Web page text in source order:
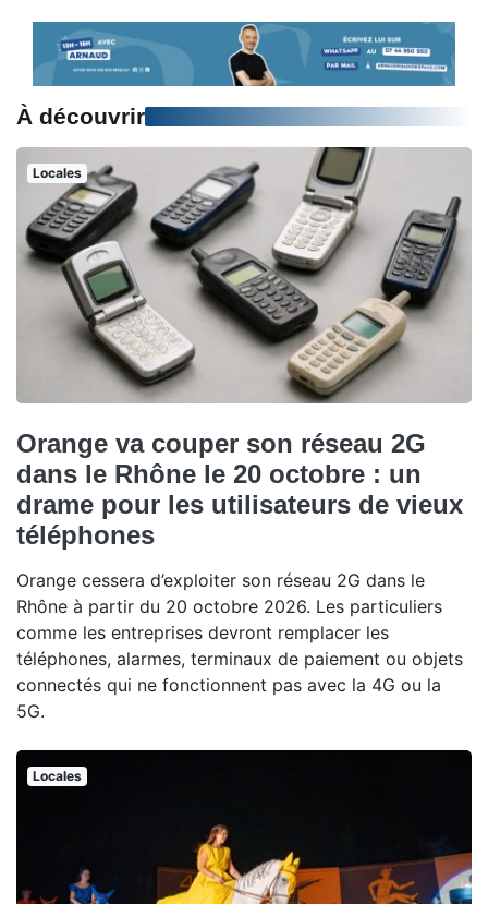
À découvrir
Locales
Orange va couper son réseau 2G
dans le Rhône le 20 octobre : un
drame pour les utilisateurs de vieux
téléphones
Orange cessera d’exploiter son réseau 2G dans le
Rhône à partir du 20 octobre 2026. Les particuliers
comme les entreprises devront remplacer les
téléphones, alarmes, terminaux de paiement ou objets
connectés qui ne fonctionnent pas avec la 4G ou la
5G.
Locales